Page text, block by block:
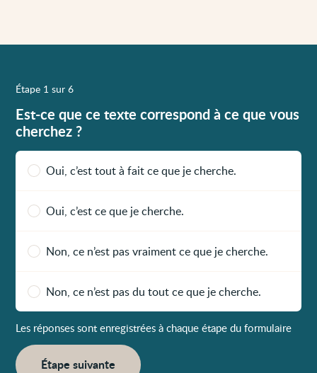
Étape 1 sur 6
Est-ce que ce texte correspond à ce que vous
cherchez ?
Oui, c’est tout à fait ce que je cherche.
Oui, c’est ce que je cherche.
Non, ce n’est pas vraiment ce que je cherche.
Non, ce n’est pas du tout ce que je cherche.
Les réponses sont enregistrées à chaque étape du formulaire
Étape suivante